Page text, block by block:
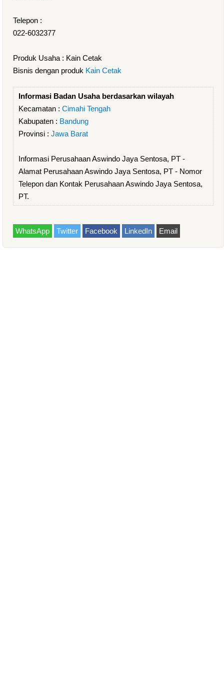
Telepon :
022-6032377
Produk Usaha : Kain Cetak
Bisnis dengan produk Kain Cetak
Informasi Badan Usaha berdasarkan wilayah
Kecamatan : Cimahi Tengah
Kabupaten : Bandung
Provinsi : Jawa Barat
Informasi Perusahaan Aswindo Jaya Sentosa, PT -
Alamat Perusahaan Aswindo Jaya Sentosa, PT - Nomor
Telepon dan Kontak Perusahaan Aswindo Jaya Sentosa,
PT.
WhatsApp Twitter Facebook LinkedIn Email